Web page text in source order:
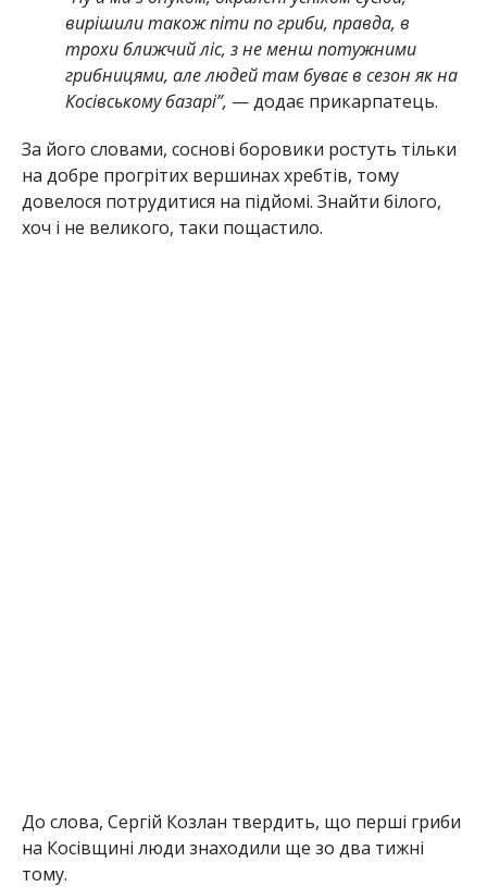
вирішили також піти по гриби, правда, в
трохи ближчий ліс, з не менш потужними
грибницями, але людей там буває в сезон як на
Косівському базарі”, — додає прикарпатець.
За його словами, соснові боровики ростуть тільки
на добре прогрітих вершинах хребтів, тому
довелося потрудитися на підйомі. Знайти білого,
хоч і не великого, таки пощастило.
До слова, Сергій Козлан твердить, що перші гриби
на Косівщині люди знаходили ще зо два тижні
тому.